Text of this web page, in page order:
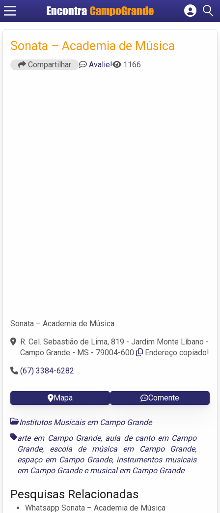
Encontra CampoGrande
Cadastrar empresa
Criar conta
Sonata – Academia de Música
Compartilhar Avalie! 1166
Sonata – Academia de Música
R. Cel. Sebastião de Lima, 819 - Jardim Monte Líbano -
Campo Grande - MS - 79004-600
Endereço copiado!
(67) 3384-6282
Mapa Comente
Institutos Musicais em Campo Grande
arte em Campo Grande, aula de canto em Campo
Grande, escola de música em Campo Grande,
espaço em Campo Grande, instrumentos musicais
em Campo Grandeemusical em Campo Grande
Pesquisas Relacionadas
Whatsapp Sonata – Academia de Música